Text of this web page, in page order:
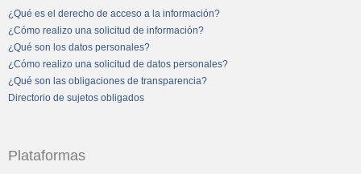
¿Qué es el derecho de acceso a la información?
¿Cómo realizo una solicitud de información?
¿Qué son los datos personales?
¿Cómo realizo una solicitud de datos personales?
¿Qué son las obligaciones de transparencia?
Directorio de sujetos obligados
Plataformas